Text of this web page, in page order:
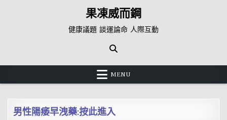
果凍威而鋼
健康議題 談運論命 人際互動
MENU
男性陽痿早洩藥:按此進入